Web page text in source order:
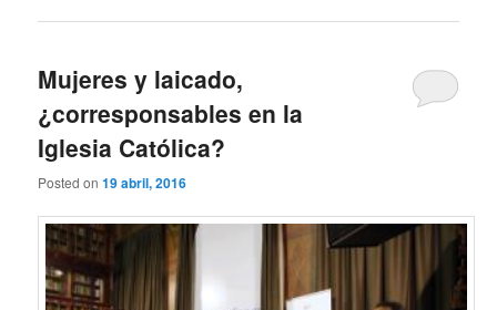
Mujeres y laicado,
¿corresponsables en la
Iglesia Católica?
Posted on19 abril, 2016